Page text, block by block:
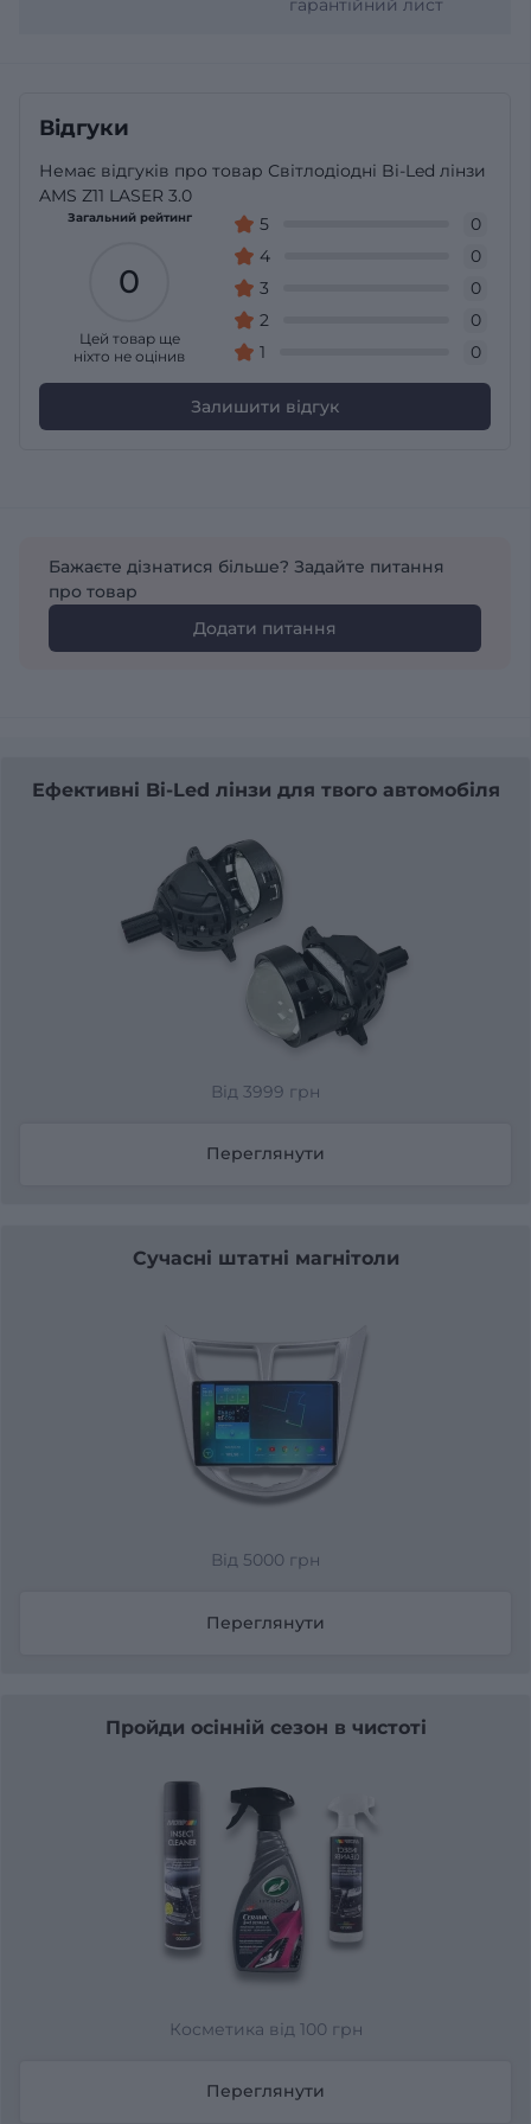
Відгуки
Немає відгуків про товар Світлодіодні Bi-Led лінзи
AMS Z11 LASER 3.0
Загальний рейтинг
0
Цей товар ще
ніхто не оцінив
5
0
4
0
3
0
2
0
1
0
Залишити відгук
Бажаєте дізнатися більше? Задайте питання
про товар
Додати питання
Ефективні Bi-Led лінзи для твого автомобіля
Від 3999 грн
Переглянути
Сучасні штатні магнітоли
Від 5000 грн
Переглянути
Пройди осінній сезон в чистоті
Косметика від 100 грн
Переглянути